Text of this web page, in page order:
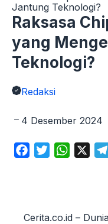
Jantung Teknologi?
Raksasa
yang
Teknologi?
Redaksi
4 Desember 2024
W
s
Cerita.co.id –